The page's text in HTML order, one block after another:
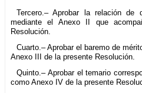
Tercero.– Aprobar la relación de
mediante el Anexo II que
Resolución.
Cuarto.– Aprobar el baremo de
Anexo III de la presente Resolución.
Quinto.– Aprobar el temario
como Anexo IV de la presente